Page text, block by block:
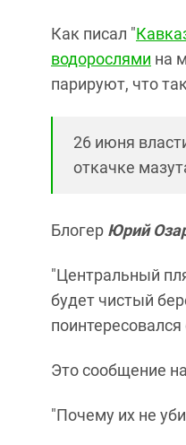
Как писал "
водорослями на
парируют, что
26 июня
откачке
Блогер Юрий
"Центральный
будет чистый
Это сообщение
"Почему их не